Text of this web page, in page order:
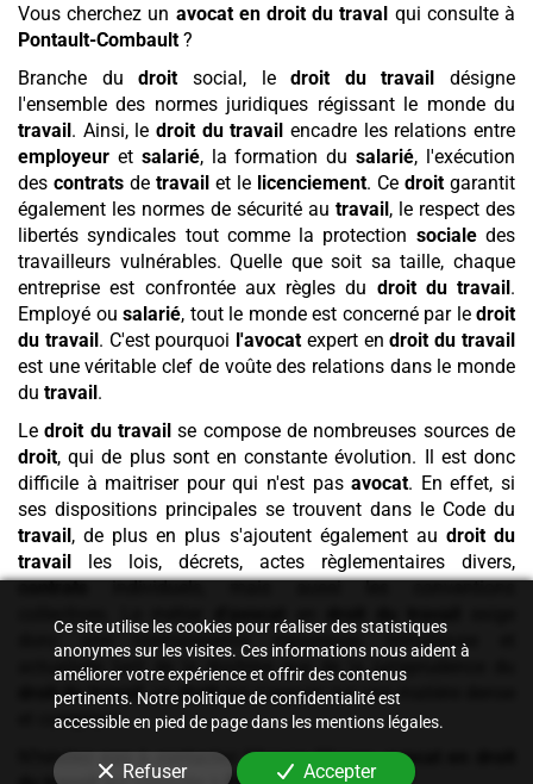
Vous cherchez un avocat en droit du traval qui consulte à
Pontault-Combault ?
Branche dudroit social, ledroit du travail désigne
l'ensemble des normes juridiques régissant le monde du
travail. Ainsi, le droit du travail encadre les relations entre
employeur et salarié, la formation dusalarié, l'exécution
des contrats de travail et le licenciement. Ce droit garantit
également les normes de sécurité au travail, le respect des
libertés syndicales tout comme la protection socialedes
travailleurs vulnérables. Quelle que soit sa taille, chaque
entreprise est confrontée aux règles du droit du travail.
Employé ou salarié, tout le monde est concerné par le droit
du travail. C'est pourquoi l'avocat expert endroit du travail
est une véritable clef de voûte des relations dans le monde
du travail.
Ledroit du travail se compose de nombreuses sources de
droit, qui de plus sont en constante évolution. Il est donc
difficile à maitriser pour qui n'est pasavocat. En effet, si
ses dispositions principales se trouvent dans le Code du
travail, de plus en plus s'ajoutent également au droit du
travail les lois, décrets, actes règlementaires divers,
contratsindividuels, mais aussi les conventions
donc une connaissance rigoureuse, minutieuse et
actualisée tant de la doctrine que de la jurisprudence du
droit du travail, undroitqui s'appuie sur une matière dense
et complexe.
N'hésitez pas à contactez Maryse Afonso,avocat en droit
Ce site utilise les cookies pour réaliser des statistiques
anonymes sur les visites. Ces informations nous aident à
améliorer votre expérience et offrir des contenus
pertinents. Notre politique de confidentialité est
accessible en pied de page dans les mentions légales.
Refuser Accepter